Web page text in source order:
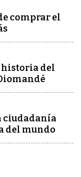
comprar el
historia del
ciudadanía
del mundo